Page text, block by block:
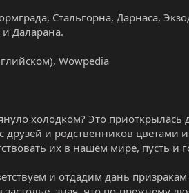
Стальгорна, Дарнаса,
и Даларана.
Wowpedia
холодком? Это
друзей и родственников
их в нашем мире, пусть и
и отдадим дань